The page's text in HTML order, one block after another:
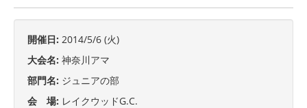
開催日: 2014/5/6 (火)
大会名: 神奈川アマ
部門名: ジュニアの部
会 場: レイクウッドG.C.